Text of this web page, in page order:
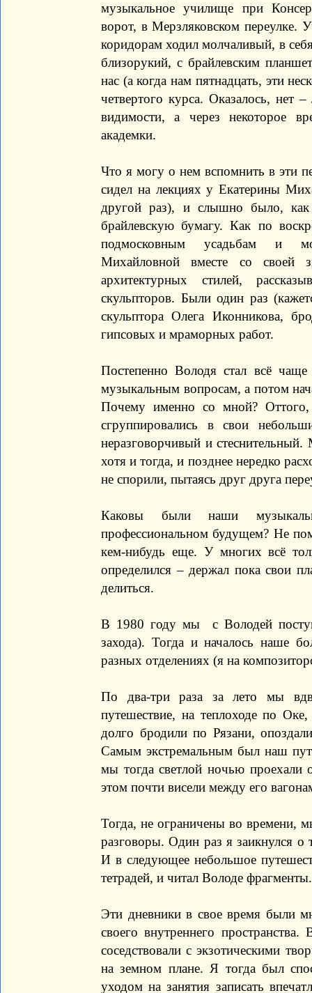
музыкальное училище при
ворот, в Мерзляковском переулке.
коридорам ходил молчаливый, в
близорукий, с брайлевским
нас (а когда нам пятнадцать, эти
четвертого курса. Оказалось,
видимости, а через некоторое
академки.
Что я могу о нем вспомнить в эти
сидел на лекциях у Екатерины
другой раз), и слышно было,
брайлевскую бумагу. Как по
подмосковным усадьбам и
Михайловной вместе со своей
архитектурных стилей,
скульпторов. Были один раз
скульптора Олега Иконникова,
гипсовых и мраморных работ.
Постепенно Володя стал всё
музыкальным вопросам, а потом
Почему именно со мной? Оттого,
сгруппировались в свои
неразговорчивый и
хотя и тогда, и позднее нередко
не спорили, пытаясь друг друга
Каковы были наши
профессиональном будущем? Не
кем-нибудь еще. У многих всё
определился – держал пока свои
делиться.
В 1980 году мы с Володей
захода). Тогда и началось наше
разных отделениях (я на
По два-три раза за лето мы
путешествие, на теплоходе по
долго бродили по Рязани,
Самым экстремальным был наш
мы тогда светлой ночью проехали
этом почти висели между его
Тогда, не ограничены во времени,
разговоры. Один раз я заикнулся
И в следующее небольшое
тетрадей, и читал Володе фрагменты.
Эти дневники в свое время были
своего внутреннего
соседствовали с экзотическими
на земном плане. Я тогда был
уходом на занятия записать